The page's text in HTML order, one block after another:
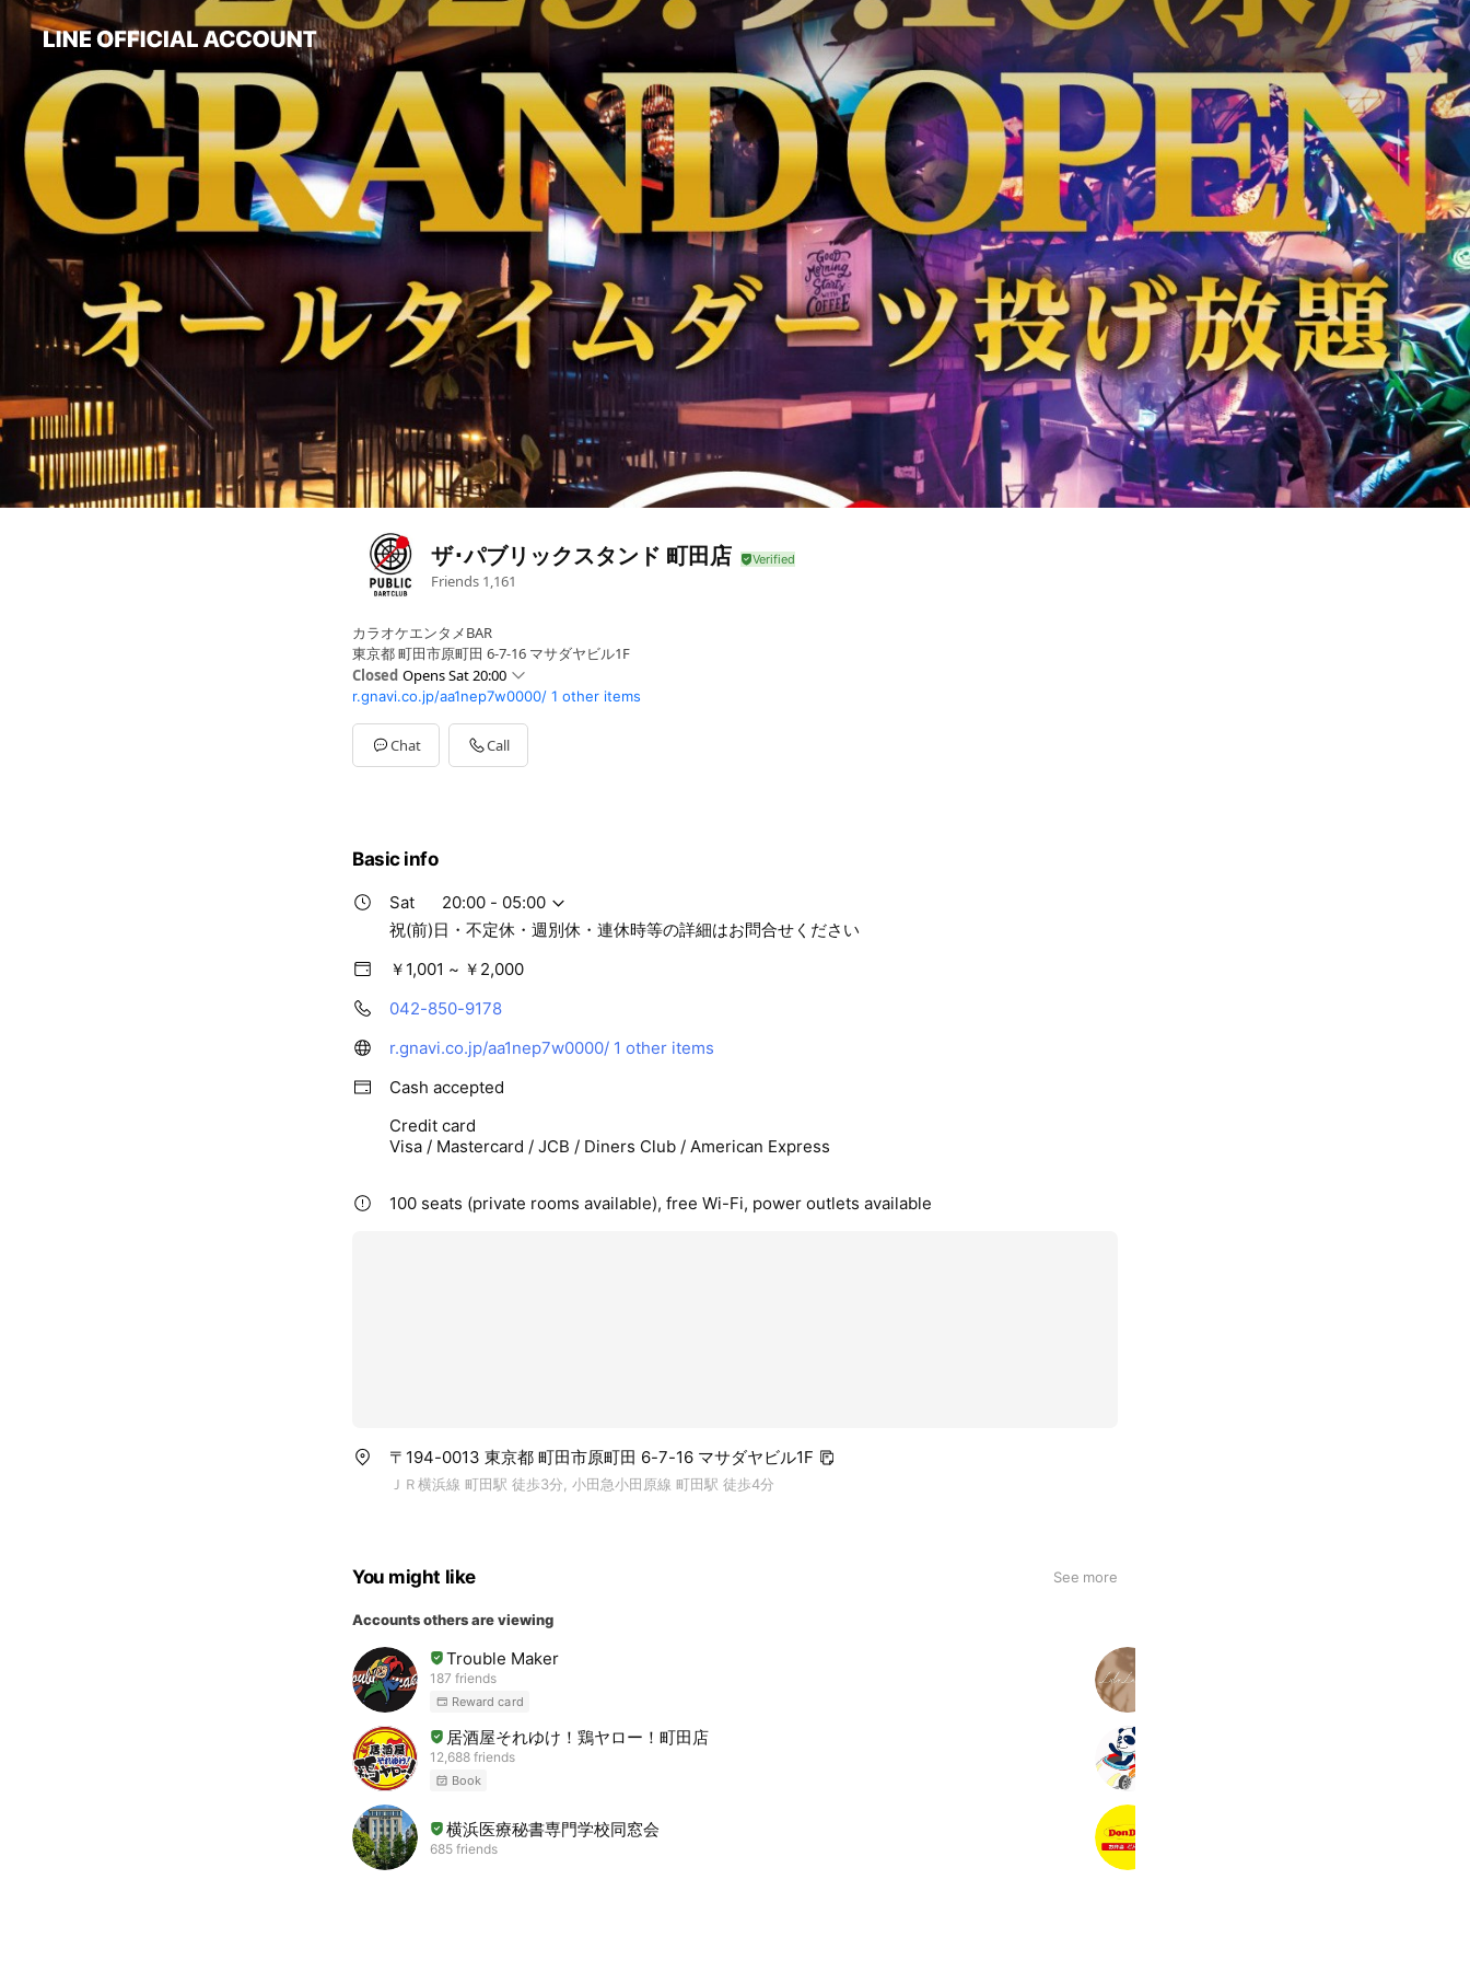
ザ･パブリックスタンド 町田店
Friends 1,161
カラオケエンタメBAR
東京都 町田市原町田 6-7-16 マサダヤビル1F
Closed Opens Sat 20:00
Mon20:00 - 05:00
Tue20:00 - 05:00
Wed20:00 - 05:00
Thu20:00 - 05:00
r.gnavi.co.jp/aa1nep7w0000/ 1 other items
Chat Call
Basic info
Sat
20:00 - 05:00
祝(前)日・不定休・週別休・連休時等の詳細はお問合せください
￥1,001 ~ ￥2,000
042-850-9178
r.gnavi.co.jp/aa1nep7w0000/ 1 other items
Cash accepted
Credit card
Visa / Mastercard / JCB / Diners Club / American Express
100 seats (private rooms available), free Wi-Fi, power outlets available
〒194-0013 東京都 町田市原町田 6-7-16 マサダヤビル1F
ＪＲ横浜線 町田駅 徒歩3分, 小田急小田原線 町田駅 徒歩4分
You might like See more
Accounts others are viewing
Trouble Maker
187 friends
Reward card
居酒屋それゆけ！鶏ヤロー！町田店
12,688 friends
Book
横浜医療秘書専門学校同窓会
685 friends